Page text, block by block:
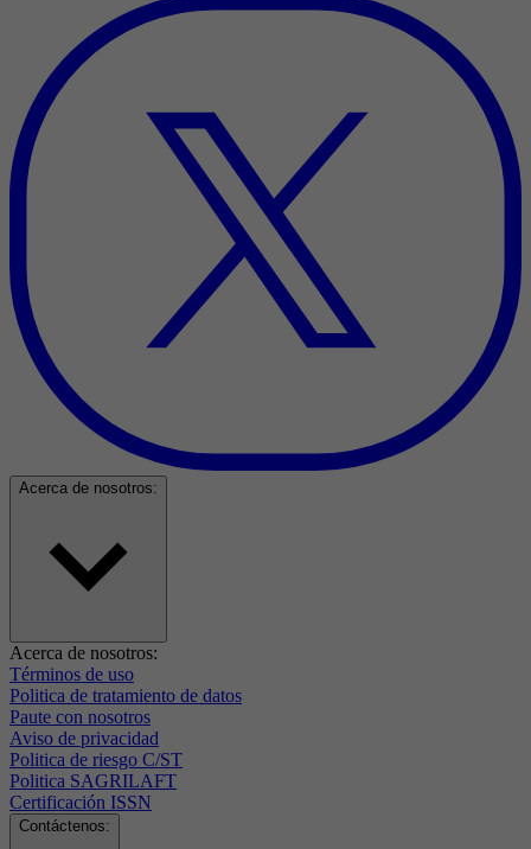
Acerca de nosotros:
Acerca de nosotros:
Términos de uso
Politica de tratamiento de datos
Paute con nosotros
Aviso de privacidad
Politica de riesgo C/ST
Politica SAGRILAFT
Certificación ISSN
Contáctenos: